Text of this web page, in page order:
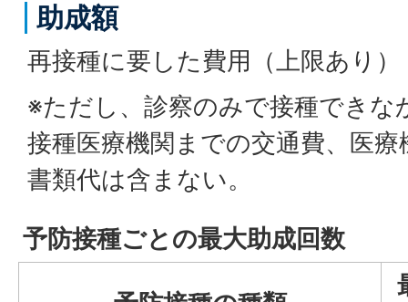
助成額
再接種に要した費用（上限あり）
※ただし、診察のみで接種できな
接種医療機関までの交通費、医
書類代は含まない。
予防接種ごとの最大助成回数